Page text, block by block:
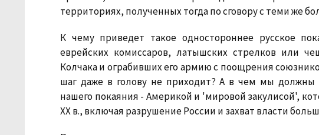
территориях, полученных тогда по сговору с теми же
К чему приведет такое одностороннее русское
еврейских комиссаров, латышских стрелков или
Колчака и ограбивших его армию с поощрения
шаг даже в голову не приходит? А в чем мы должны
нашего покаяния - Америкой и 'мировой закулисой',
XX в., включая разрушение России и захват власти